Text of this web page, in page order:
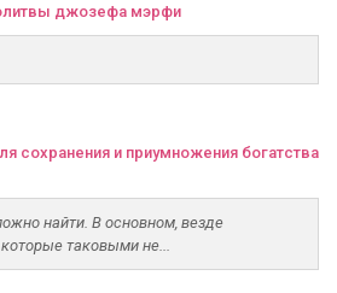
джозефа мэрфи
сохранения и приумножения богатства
найти. В основном, везде
таковыми не...